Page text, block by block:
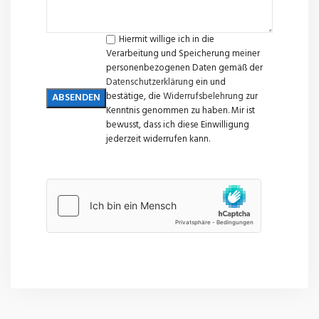
Hiermit willige ich in die
Verarbeitung und Speicherung meiner
personenbezogenen Daten gemäß der
Datenschutzerklärungein und
bestätige, dieWiderrufsbelehrung zur
Kenntnis genommen zu haben. Mir ist
bewusst, dass ich diese Einwilligung
jederzeit widerrufen kann.